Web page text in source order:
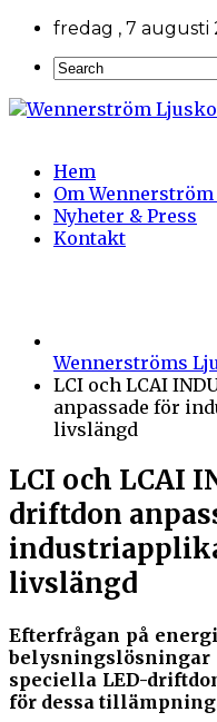
fredag , 7 augusti
Hem
Om
Nyheter & Press
Kontakt
Wennerströms
LCI och LCAI
anpassade för
livslängd
LCI och LCAI
driftdon
livslängd
Efterfrågan på
speciella LED-
för dessa